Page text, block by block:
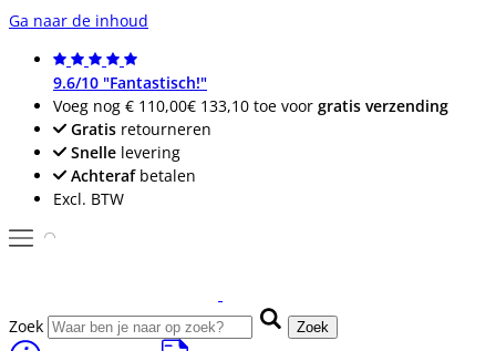
Ga naar de inhoud
9.6/10 "Fantastisch!"
Voeg nog € 110,00€ 133,10 toe voor gratis verzending
Gratis retourneren
Snelle levering
Achterafbetalen
Excl. BTW
Zoek Zoek